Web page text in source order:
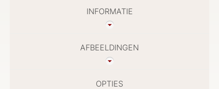
INFORMATIE
AFBEELDINGEN
OPTIES